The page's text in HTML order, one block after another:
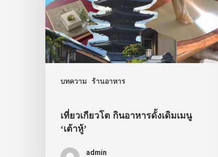
บทความ ร้านอาหาร
เที่ยวเกียวโต กินอาหารดั้งเดิมเมนู
‘เต้าหู้’
admin